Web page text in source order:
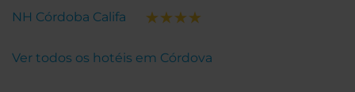
NH Córdoba Califa
Ver todos os hotéis em Córdova